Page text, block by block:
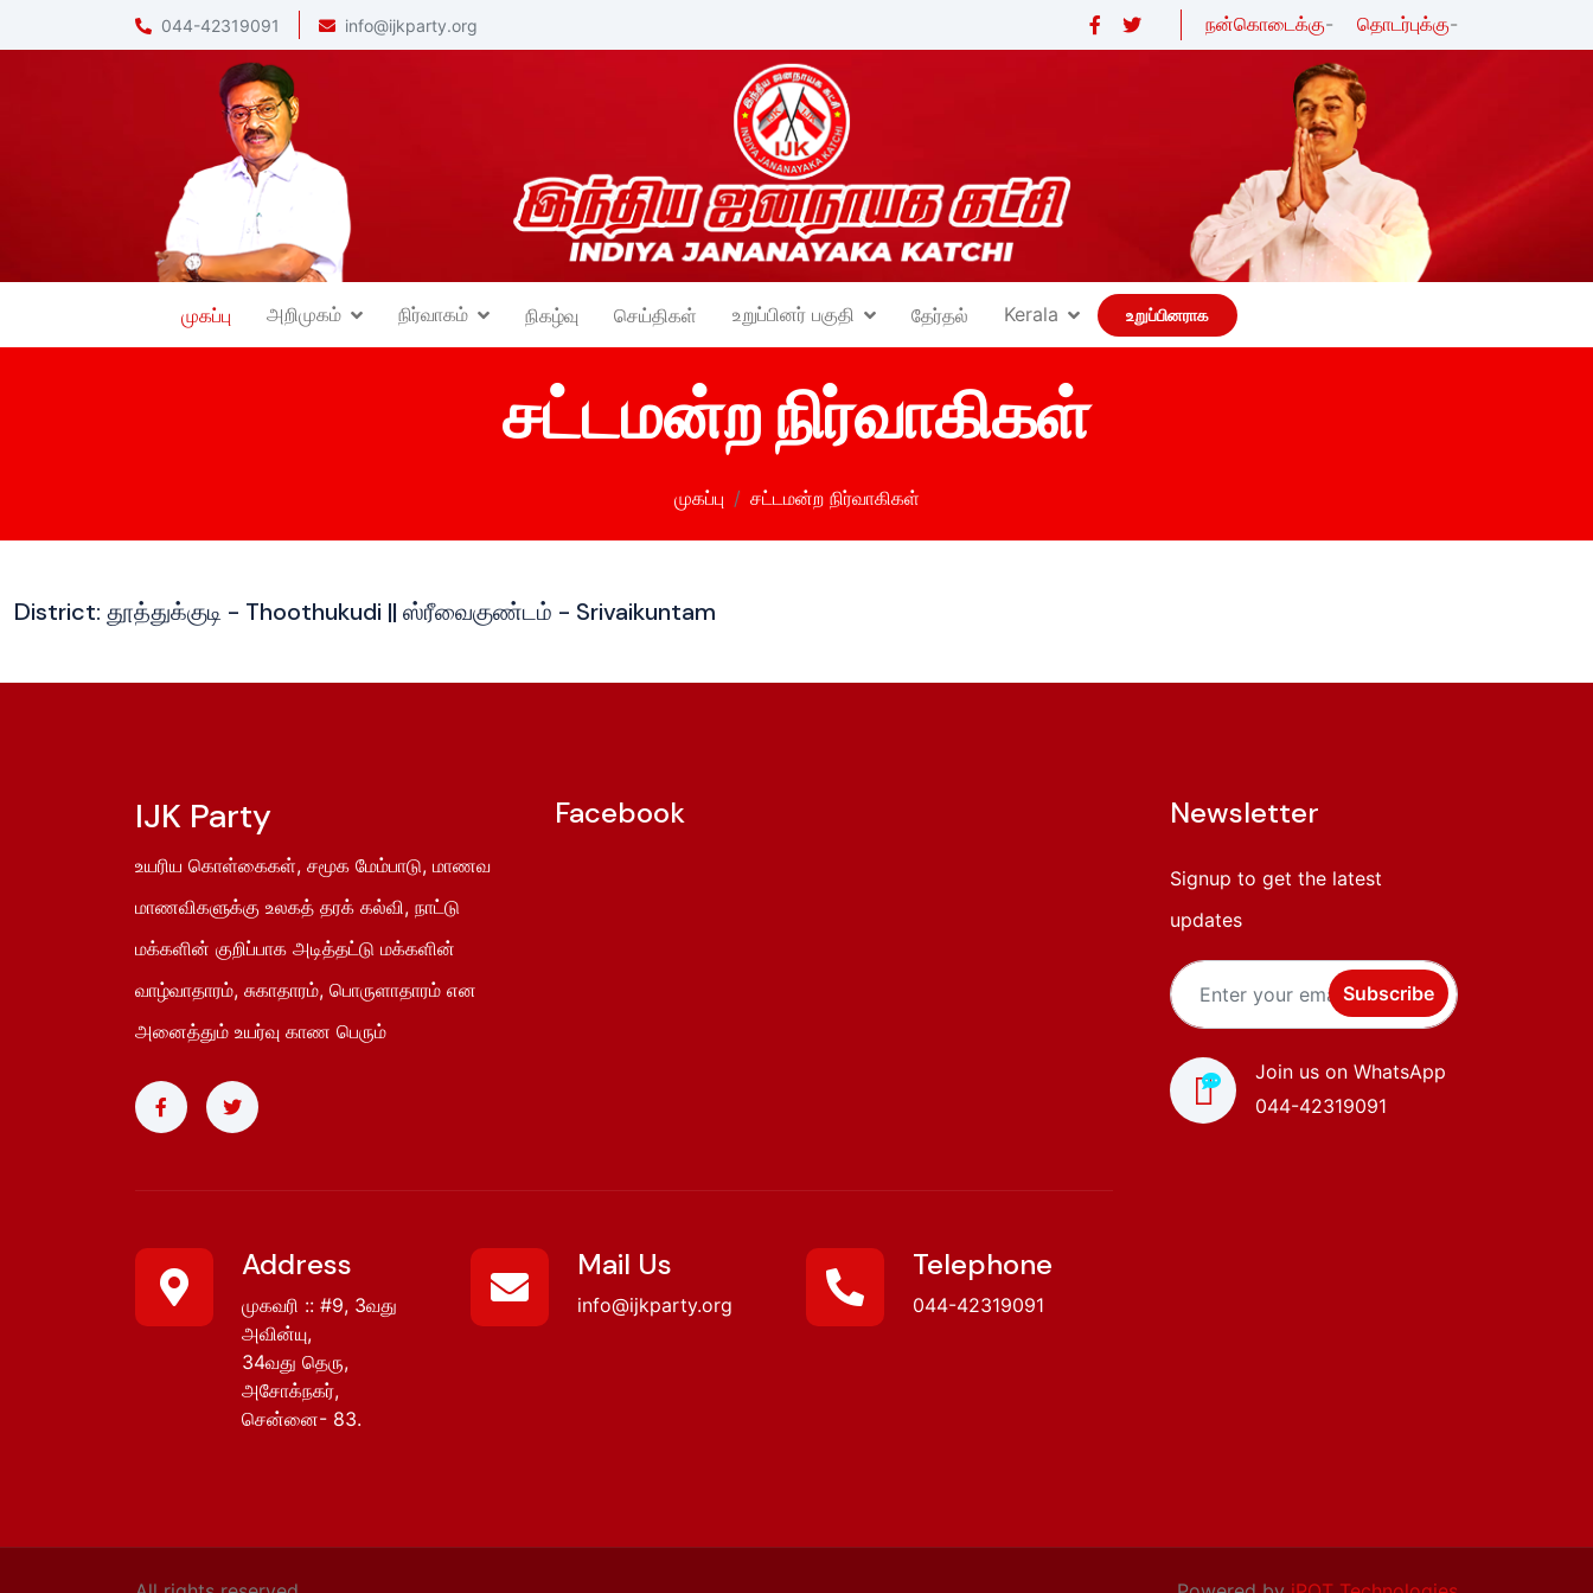
044-42319091 info@ijkparty.org நன்கொடைக்கு- தொடர்புக்கு-
முகப்பு அறிமுகம் நிர்வாகம் நிகழ்வு செய்திகள் உறுப்பினர் பகுதி தேர்தல் Kerala உறுப்பினராக
சட்டமன்ற நிர்வாகிகள்
முகப்பு சட்டமன்ற நிர்வாகிகள்
District: தூத்துக்குடி - Thoothukudi || ஸ்ரீவைகுண்டம் - Srivaikuntam
IJK Party
உயரிய கொள்கைகள், சமூக மேம்பாடு, மாணவ
மாணவிகளுக்கு உலகத் தரக் கல்வி, நாட்டு
மக்களின் குறிப்பாக அடித்தட்டு மக்களின்
வாழ்வாதாரம், சுகாதாரம், பொருளாதாரம் என
அனைத்தும் உயர்வு காண பெரும்
Facebook
Address
முகவரி :: #9, 3வது
அவின்யு,
34வது தெரு,
அசோக்நகர்,
சென்னை- 83.
Mail Us
info@ijkparty.org
Telephone
044-42319091
Newsletter
Signup to get the latest
updates
Subscribe
Join us on WhatsApp
044-42319091